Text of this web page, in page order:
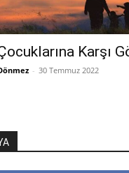
Karşı
- 30 Temmuz 2022